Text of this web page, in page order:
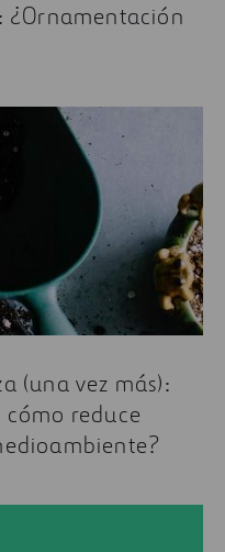
¿Ornamentación
(una vez más):
reduce